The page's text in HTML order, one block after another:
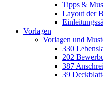
Tipps &
Layout der
Vorlagen
Vorlagen und
330
202
387
39